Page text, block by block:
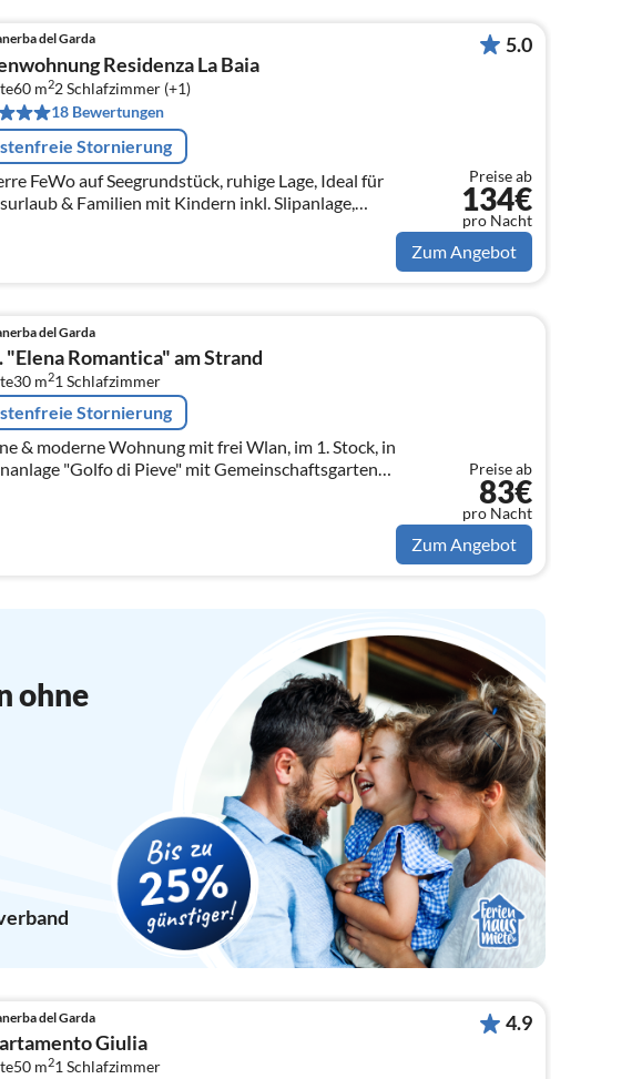
del Garda
Residenza La Baia
60 m22Schlafzimmer (+1)
18 Bewertungen
Stornierung
FeWo auf Seegrundstück, ruhige Lage, Ideal für
& Familien mit Kindern inkl. Slipanlage,
kostenfreier Bojennutzung und Stellplatz /
5.0
Preise ab
134€
pro Nacht
Zum Angebot
del Garda
"Elena Romantica" am Strand
30 m21 Schlafzimmer
Stornierung
& moderne Wohnung mit frei Wlan, im 1. Stock, in
"Golfo di Pieve" mit Gemeinschaftsgarten
Preise ab
83€
pro Nacht
Zum Angebot
ohne
del Garda
Giulia
50 m21Schlafzimmer
4.9